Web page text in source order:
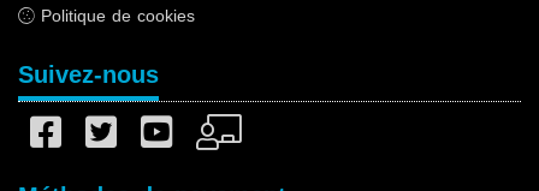
Politique de cookies
Suivez-nous